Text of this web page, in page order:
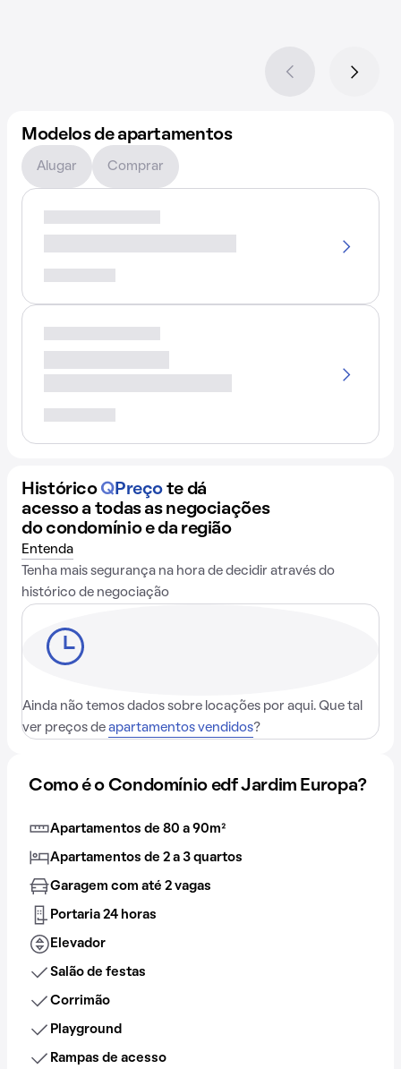
Modelos de apartamentos
Alugar Comprar
Histórico QPreço te dá
acesso a todas as negociações
do condomínio e da região
Entenda
Tenha mais segurança na hora de decidir através do
histórico de negociação
Ainda não temos dados sobre locações por aqui. Que tal
ver preços de apartamentos vendidos?
Como é o Condomínio edf Jardim Europa?
Apartamentos de 80 a 90m²
Apartamentos de 2 a 3 quartos
Garagem com até 2 vagas
Portaria 24 horas
Elevador
Salão de festas
Corrimão
Playground
Rampas de acesso